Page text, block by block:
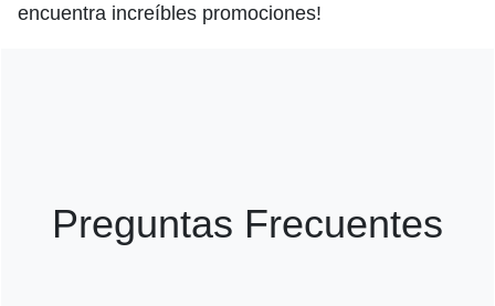
encuentra increíbles promociones!
Preguntas Frecuentes